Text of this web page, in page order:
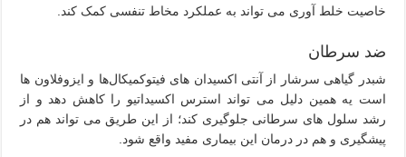
خاصیت خلط آوری می تواند به عملکرد مخاط تنفسی کمک کند.
ضد سرطان
شبدر گیاهی سرشار از آنتی اکسیدان های فیتوکمیکال‌ها و ایزوفلاون ها
است یه همین دلیل می تواند استرس اکسیداتیو را کاهش دهد و از
رشد سلول های سرطانی جلوگیری کند؛ از این طریق می تواند هم در
پیشگیری و هم در درمان این بیماری مفید واقع شود.